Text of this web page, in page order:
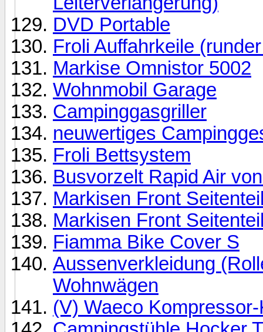
DVD Portable
Froli Auffahrkeile
Markise Omnistor 5002
Wohnmobil Garage
Campinggasgriller
neuwertiges
Froli Bettsystem
Busvorzelt Rapid Air
Markisen Front
Markisen Front
Fiamma Bike Cover S
Aussenverkleidung
Wohnwägen
(V) Waeco